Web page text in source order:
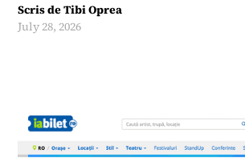
Scris deTibi Oprea
July 28, 2026